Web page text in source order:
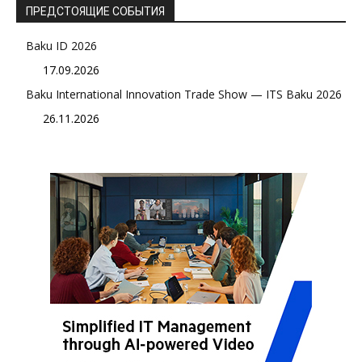
ПРЕДСТОЯЩИЕ СОБЫТИЯ
Baku ID 2026
17.09.2026
Baku International Innovation Trade Show — ITS Baku 2026
26.11.2026